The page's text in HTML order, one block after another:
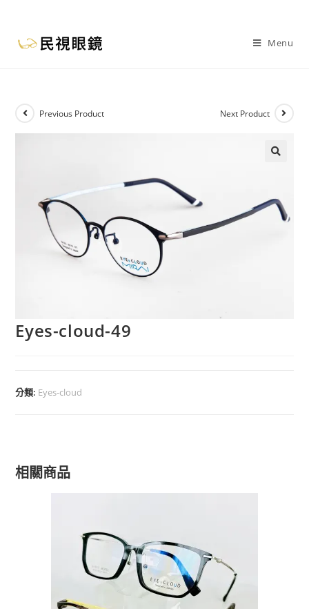
Menu
Previous Product Next Product
Eyes-cloud-49
分類: Eyes-cloud
相關商品